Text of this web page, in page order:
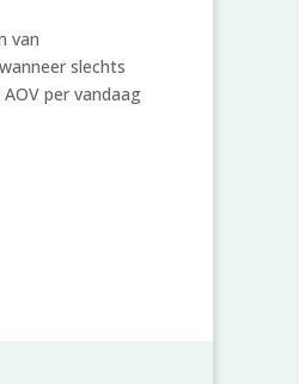
van
slechts
per vandaag